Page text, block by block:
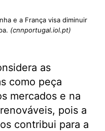
e a França visa diminuir
(cnnportugal.iol.pt)
as
como peça
mercados e na
pois a
contribui para a